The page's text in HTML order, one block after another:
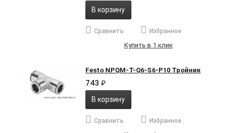
В корзину
Сравнить Избранное
Купить в 1 клик
Festo NPQM-T-Q6-S6-P10 Тройник
743₽
В корзину
Сравнить Избранное